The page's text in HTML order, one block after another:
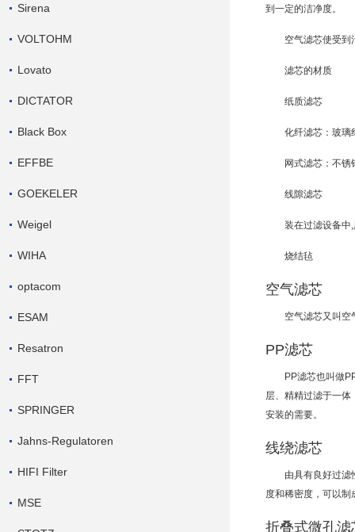
Sirena
VOLTOHM
Lovato
DICTATOR
Black Box
EFFBE
GOEKELER
Weigel
WIHA
optacom
ESAM
Resatron
FFT
SPRINGER
Jahns-Regulatoren
HIFI Filter
MSE
到一定的洁净度。
空气滤芯使受到
滤芯的材质
纸质滤芯
化纤滤芯：玻璃
网式滤芯：不锈
线隙滤芯
装在过滤设备中
烧结毡
空气滤芯
空气滤芯又叫空
PP滤芯
PP滤芯也叫做
层、精精过滤于一
安装的需要。
线绕滤芯
由具有良好过滤
度和稀密度，可以制
折叠式微孔滤